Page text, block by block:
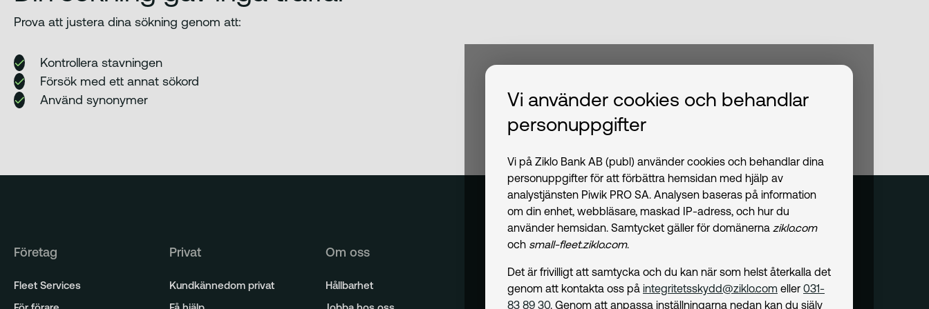
Prova att justera dina sökning genom att:
Kontrollera stavningen
Försök med ett annat sökord
Använd synonymer
Företag
Fleet Services
Privat
Kundkännedom privat
Om oss
Hållbarhet
Vi använder cookies och behandlar
personuppgifter
Vi på Ziklo Bank AB (publ) använder cookies och behandlar dina
personuppgifter för att förbättra hemsidan med hjälp av
analystjänsten Piwik PRO SA. Analysen baseras på information
om din enhet, webbläsare, maskad IP-adress, och hur du
använder hemsidan. Samtycket gäller för domänerna ziklo.com
och small-fleet.ziklo.com.
Det är frivilligt att samtycka och du kan när som helst återkalla det
genom att kontakta oss på integritetsskydd@ziklo.com eller 031-
83 89 30. Genom att anpassa inställningarna nedan kan du själv